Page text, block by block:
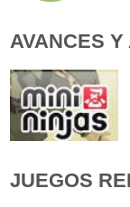
AVANCES
JUEGOS